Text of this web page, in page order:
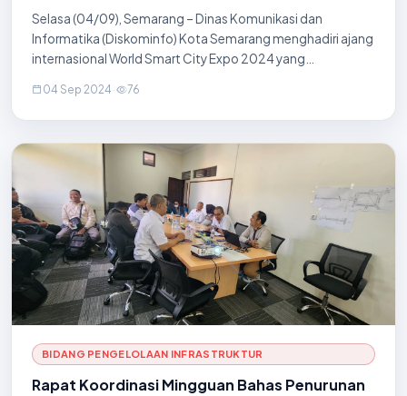
ke-1
Selasa (04/09), Semarang – Dinas Komunikasi dan
Informatika (Diskominfo) Kota Semarang menghadiri ajang
internasional World Smart City Expo 2024 yang
acara ini, Diskominfo Kota Semarang berkesempata
04 Sep 2024 · 76
BIDANG PENGELOLAAN INFRASTRUKTUR
Rapat Koordinasi Mingguan Bahas Penurunan